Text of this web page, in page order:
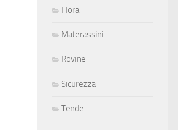
Flora
Materassini
Rovine
Sicurezza
Tende